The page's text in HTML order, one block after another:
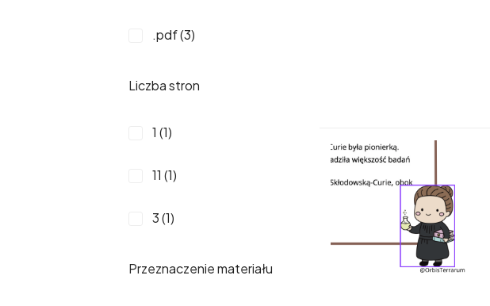
.pdf (3)
Liczba stron
1 (1)
11 (1)
3 (1)
Przeznaczenie materiału